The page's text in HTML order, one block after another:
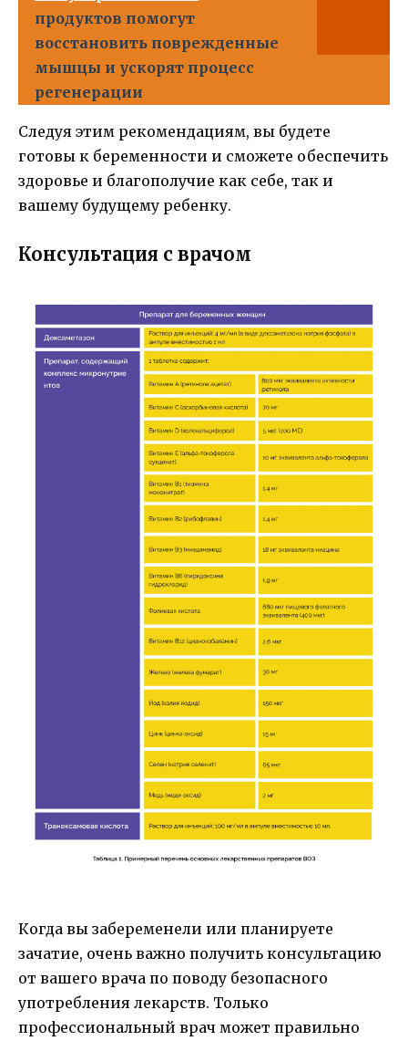
продуктов помогут
восстановить поврежденные
мышцы и ускорят процесс
регенерации
Следуя этим рекомендациям, вы будете
готовы к беременности и сможете обеспечить
здоровье и благополучие как себе, так и
вашему будущему ребенку.
Консультация с врачом
Когда вы забеременели или планируете
зачатие, очень важно получить консультацию
от вашего врача по поводу безопасного
употребления лекарств. Только
профессиональный врач может правильно